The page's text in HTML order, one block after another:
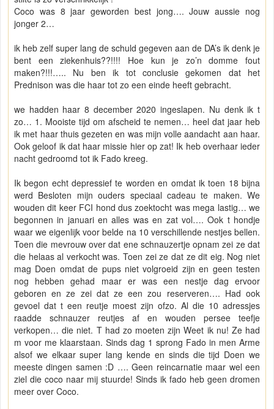
Coco was 8 jaar geworden best jong…. Jouw aussie nog
jonger 2…
ik heb zelf super lang de schuld gegeven aan de DA’s ik denk je
bent een ziekenhuis??!!!! Hoe kun je zo’n domme fout
maken?!!!….. Nu ben ik tot conclusie gekomen dat het
Prednison was die haar tot zo een einde heeft gebracht.
we hadden haar 8 december 2020 ingeslapen. Nu denk ik t
zo… 1. Mooiste tijd om afscheid te nemen… heel dat jaar heb
ik met haar thuis gezeten en was mijn volle aandacht aan haar.
Ook geloof ik dat haar missie hier op zat! Ik heb overhaar ieder
nacht gedroomd tot ik Fado kreeg.
Ik begon echt depressief te worden en omdat ik toen 18 bijna
werd Besloten mijn ouders speciaal cadeau te maken. We
wouden dit keer FCI hond dus zoektocht was mega lastig… we
begonnen in januari en alles was en zat vol…. Ook t hondje
waar we eigenlijk voor belde na 10 verschillende nestjes bellen.
Toen die mevrouw over dat ene schnauzertje opnam zei ze dat
die helaas al verkocht was. Toen zei ze dat ze dit eig. Nog niet
mag Doen omdat de pups niet volgroeid zijn en geen testen
nog hebben gehad maar er was een nestje dag ervoor
geboren en ze zei dat ze een zou reserveren…. Had ook
gevoel dat t een reutje moest zijn ofzo. Al die 10 adressjes
raadde schnauzer reutjes af en wouden persee teefje
verkopen… die niet. T had zo moeten zijn Weet ik nu! Ze had
m voor me klaarstaan. Sinds dag 1 sprong Fado in men Arme
alsof we elkaar super lang kende en sinds die tijd Doen we
meeste dingen samen :D …. Geen reincarnatie maar wel een
ziel die coco naar mij stuurde! Sinds ik fado heb geen dromen
meer over Coco.